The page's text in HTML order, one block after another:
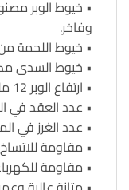
وفاخر.
• خيوط اللحمة من
• خيوط السدى مكونة من 80%
• ارتفاع الوبر 12 ملم ±1.
• عدد العقد في المتر
• عدد الغرز في المتر: 3600
• مقاومة
• مقاومة